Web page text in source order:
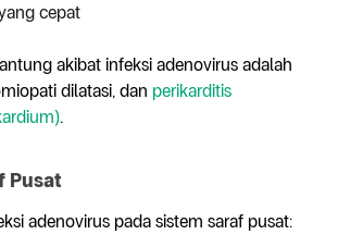
cepat
akibat infeksi adenovirus adalah
dilatasi, dan perikarditis
.
Pusat
adenovirus pada sistem saraf pusat: